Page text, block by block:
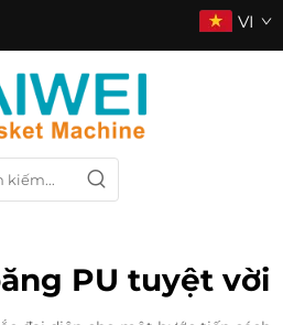
VI
PU tuyệt vời